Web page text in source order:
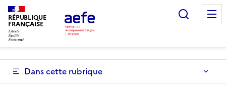
Aller
au
contenu
principal
RÉPUBLIQUE
FRANÇAISE
Dans cette rubrique